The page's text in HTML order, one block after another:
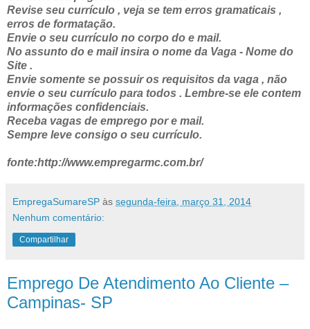
Revise seu currículo , veja se tem erros gramaticais ,
erros de formatação.
Envie o seu currículo no corpo do e mail.
No assunto do e mail insira o nome da Vaga - Nome do
Site .
Envie somente se possuir os requisitos da vaga , não
envie o seu currículo para todos . Lembre-se ele contem
informações confidenciais.
Receba vagas de emprego por e mail.
Sempre leve consigo o seu currículo.
fonte:http://www.empregarmc.com.br/
EmpregaSumareSP às segunda-feira, março 31, 2014
Nenhum comentário:
Compartilhar
Emprego De Atendimento Ao Cliente –
Campinas- SP